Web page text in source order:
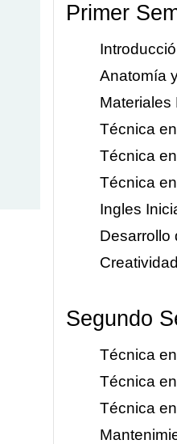
Primer
Anatomía
Materiales
Técnica
Técnica
Técnica
Ingles
Desarrollo
Segundo
Técnica
Técnica
Técnica